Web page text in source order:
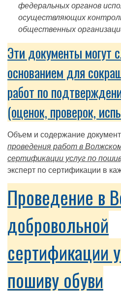
федеральных органов
осуществляющих
общественных
Эти документы могут
основанием для
работ по
(оценок, проверок,
Объем и содержание
проведения работ в
сертификации услуг по
эксперт по сертификации в
Проведение в
добровольной
сертификации
пошиву обуви